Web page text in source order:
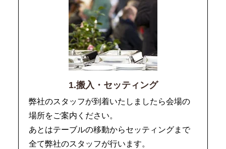
1.搬入・セッティング
弊社のスタッフが到着いたしましたら会場の
場所をご案内ください。
あとはテーブルの移動からセッティングまで
全て弊社のスタッフが行います。